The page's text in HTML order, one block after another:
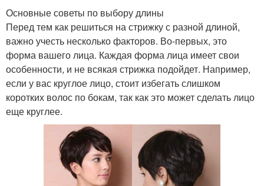
Основные советы по выбору длины
Перед тем как решиться на стрижку с разной длиной,
важно учесть несколько факторов. Во-первых, это
форма вашего лица. Каждая форма лица имеет свои
особенности, и не всякая стрижка подойдет. Например,
если у вас круглое лицо, стоит избегать слишком
коротких волос по бокам, так как это может сделать лицо
еще круглее.